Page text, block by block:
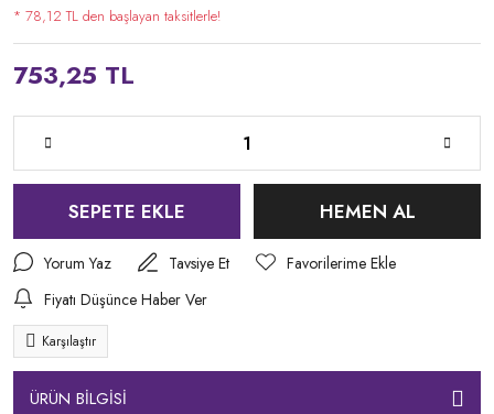
* 78,12 TL den başlayan taksitlerle!
753,25 TL
SEPETE EKLE HEMEN AL
Yorum Yaz
Tavsiye Et
Fiyatı Düşünce Haber Ver
Karşılaştır
ÜRÜN BİLGİSİ